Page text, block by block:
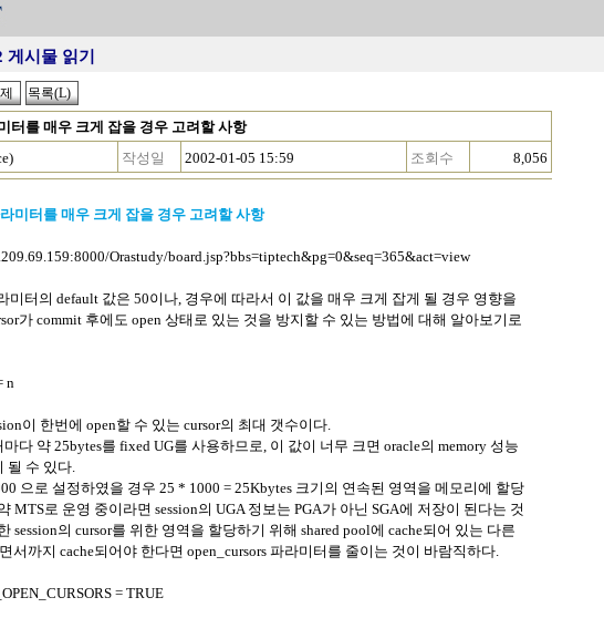
시물 읽기
터를 매우 크게 잡을 경우 고려할 사항
작성일 2002-01-05 15:59 조회수 8,056
미터를 매우 크게 잡을 경우 고려할 사항
Orastudy/board.jsp?bbs=tiptech&pg=0&seq=365&act=view
미터의 default 값은 50이나, 경우에 따라서 이 값을 매우 크게 잡게 될 경우 영향을
가 commit 후에도 open 상태로 있는 것을 방지할 수 있는 방법에 대해 알아보기로
n
이 한번에 open할 수 있는 cursor의 최대 갯수이다.
다 약 25bytes를 fixed UG를 사용하므로, 이 값이 너무 크면 oracle의 memory 성능
될 수 있다.
으로 설정하였을 경우 25 * 1000 = 25Kbytes 크기의 연속된 영역을 메모리에 할당
MTS로 운영 중이라면 session의 UGA 정보는 PGA가 아닌 SGA에 저장이 된다는 것
session의 cursor를 위한 영역을 할당하기 위해 shared pool에 cache되어 있는 다른
서까지 cache되어야 한다면 open_cursors 파라미터를 줄이는 것이 바람직하다.
= TRUE